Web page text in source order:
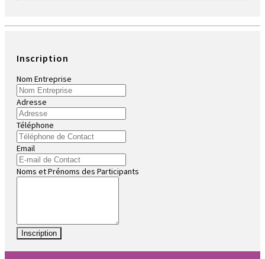
Inscription
Nom Entreprise
Adresse
Téléphone
Email
Noms et Prénoms des Participants
Inscription